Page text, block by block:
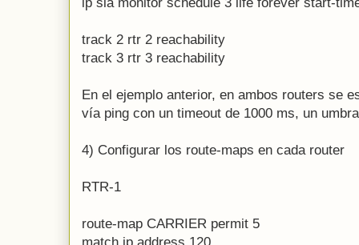
track 2 rtr 2 reachability
track 3 rtr 3 reachability
En el ejemplo anterior, en ambos routers se
vía ping con un timeout de 1000 ms, un
4) Configurar los route-maps en cada router
RTR-1
route-map CARRIER permit 5